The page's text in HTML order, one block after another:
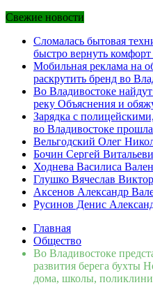
Свежие новости
Сломалась бытовая
быстро вернуть
Мобильная реклама на
раскрутить бренд во
Во Владивостоке
реку Объяснения и
Зарядка с
во Владивостоке
Вельгодский Олег
Бочин Сергей
Ходнева Василиса
Глушко Вячеслав
Аксенов Александр
Русинов Денис
Главная
Общество
Во Владивостоке
развития берега бухты
дома, школы,